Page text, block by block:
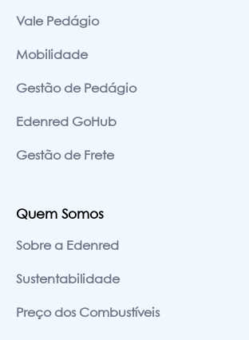
Vale Pedágio
Mobilidade
Gestão de Pedágio
Edenred GoHub
Gestão de Frete
Quem Somos
Sobre a Edenred
Sustentabilidade
Preço dos Combustíveis